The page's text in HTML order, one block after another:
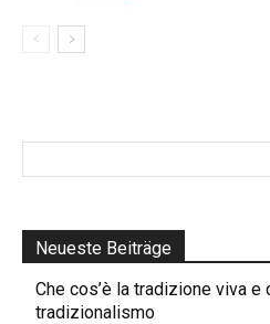
Neueste Beiträge
Che cos’è la tradizione viva e
tradizionalismo